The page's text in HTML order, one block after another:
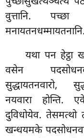
वुत्तानि. पच्छा
मनायतनधम्मायतनानि.
यथा पन
वसेन
सुद्धायतनवारो,
नयवारा होन्ति.
दुविधोयेव. तेसमत्थो
खन्धयमके